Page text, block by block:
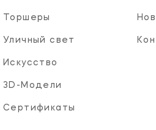
Торшеры
Уличный свет
Искусство
3D-Модели
Сертификаты